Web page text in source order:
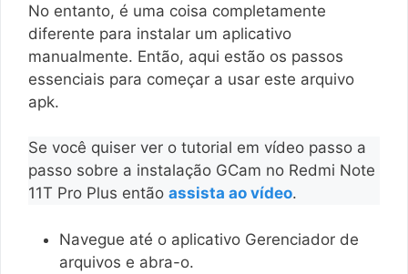
No entanto, é uma coisa completamente
diferente para instalar um aplicativo
manualmente. Então, aqui estão os passos
essenciais para começar a usar este arquivo
apk.
Se você quiser ver o tutorial em vídeo passo a
passo sobre a instalação GCam no Redmi Note
11T Pro Plus então assista ao vídeo.
Navegue até o aplicativo Gerenciador de
arquivos e abra-o.